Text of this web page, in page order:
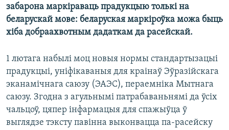
забарона маркіраваць прадукцыю толькі на
беларускай мове: беларуская маркіроўка можа быць
хіба добраахвотным дадаткам да расейскай.
1 лютага набылі моц новыя нормы стандартызацыі
прадукцыі, уніфікаваныя для краінаў Эўразійскага
эканамічнага саюзу (ЭАЭС), пераемніка Мытнага
саюзу. Згодна з агульнымі патрабаваньнямі да ўсіх
чальцоў, цяпер інфармацыя для спажыўца ў
выглядзе тэксту павінна выконвацца па-расейску